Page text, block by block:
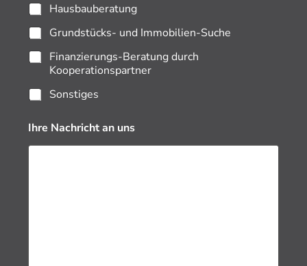
Hausbauberatung
Grundstücks- und Immobilien-Suche
Finanzierungs-Beratung durch
Kooperationspartner
Sonstiges
Ihre Nachricht an uns